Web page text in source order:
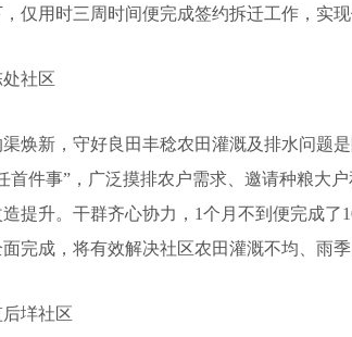
仅用时三周时间便完成签约拆迁工作，实现
社区
新，守好良田丰稔农田灌溉及排水问题是
首件事”，广泛摸排农户需求、邀请种粮大
提升。干群齐心协力，1个月不到便完成
完成，将有效解决社区农田灌溉不均、雨
垟社区